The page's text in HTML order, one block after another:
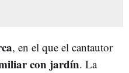
, en el que el cantautor
con jardín. La